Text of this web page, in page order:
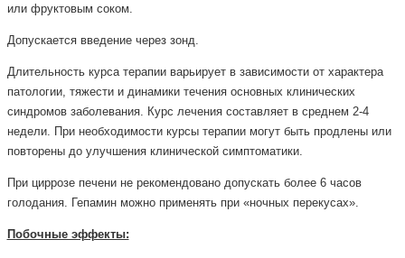
или фруктовым соком.
Допускается введение через зонд.
Длительность курса терапии варьирует в зависимости от характера
патологии, тяжести и динамики течения основных клинических
синдромов заболевания. Курс лечения составляет в среднем 2-4
недели. При необходимости курсы терапии могут быть продлены или
повторены до улучшения клинической симптоматики.
При циррозе печени не рекомендовано допускать более 6 часов
голодания. Гепамин можно применять при «ночных перекусах».
Побочные эффекты: